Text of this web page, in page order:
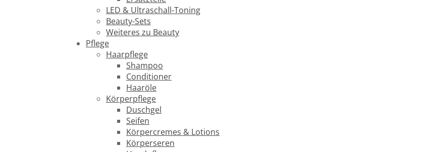
LED & Ultraschall-Toning
Beauty-Sets
Weiteres zu Beauty
Pflege
Haarpflege
Shampoo
Conditioner
Haaröle
Körperpflege
Duschgel
Seifen
Körpercremes & Lotions
Körperseren